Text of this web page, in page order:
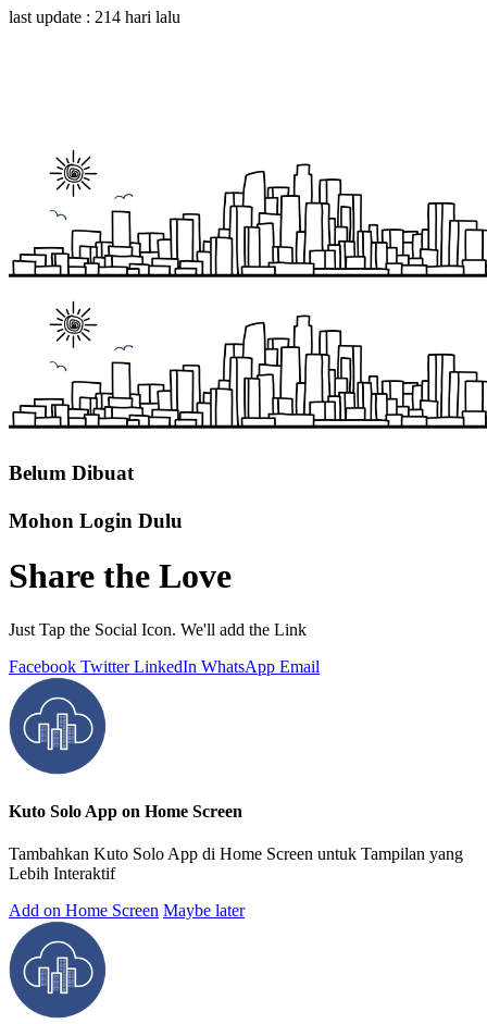
last update : 214 hari lalu
Belum Dibuat
Mohon Login Dulu
Share the Love
Just Tap the Social Icon. We'll add the Link
Facebook Twitter LinkedIn WhatsApp Email
Kuto Solo App on Home Screen
Tambahkan Kuto Solo App di Home Screen untuk Tampilan yang
Lebih Interaktif
Add on Home Screen Maybe later